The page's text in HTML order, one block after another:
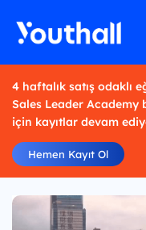
4 haftalık satış odaklı
Sales Leader Academy
için kayıtlar devam
Hemen Kayıt Ol